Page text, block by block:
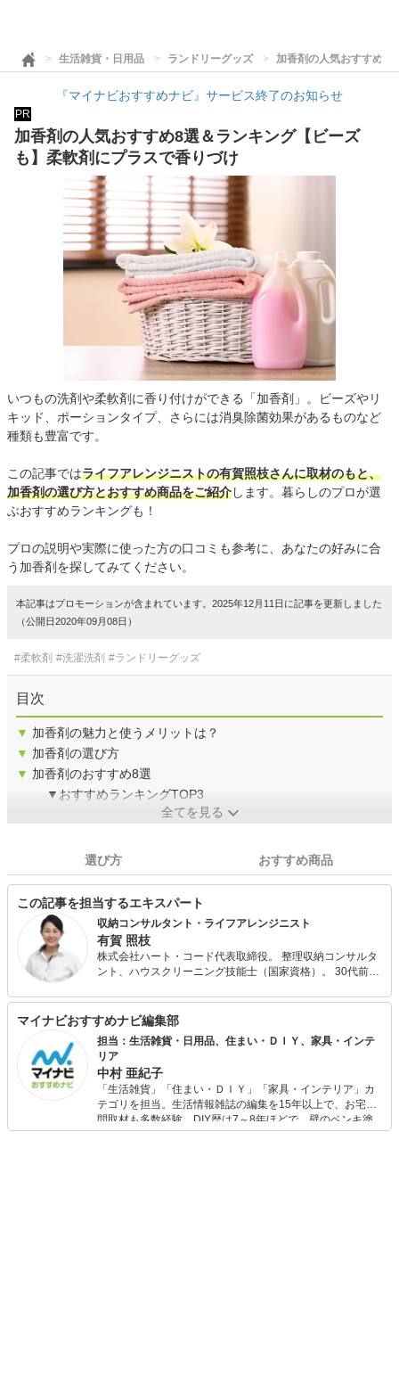
生活雑貨・日用品 ランドリーグッズ 加香剤の人気おすすめ8
『マイナビおすすめナビ』サービス終了のお知らせ
PR
加香剤の人気おすすめ8選＆ランキング【ビーズ
も】柔軟剤にプラスで香りづけ
いつもの洗剤や柔軟剤に香り付けができる「加香剤」。ビーズやリ
キッド、ポーションタイプ、さらには消臭除菌効果があるものなど
種類も豊富です。
この記事ではライフアレンジニストの有賀照枝さんに取材のもと、
加香剤の選び方とおすすめ商品をご紹介します。暮らしのプロが選
ぶおすすめランキングも！
プロの説明や実際に使った方の口コミも参考に、あなたの好みに合
う加香剤を探してみてください。
本記事はプロモーションが含まれています。2025年12月11日に記事を更新しました
（公開日2020年09月08日）
#柔軟剤 #洗濯洗剤 #ランドリーグッズ
目次
▼ 加香剤の魅力と使うメリットは？
▼ 加香剤の選び方
▼ 加香剤のおすすめ8選
▼おすすめランキングTOP3
全てを見る
選び方 おすすめ商品
この記事を担当するエキスパート
収納コンサルタント・ライフアレンジニスト
有賀 照枝
株式会社ハート・コード代表取締役。 整理収納コンサルタ
ント、ハウスクリーニング技能士（国家資格）。 30代前半
気に人生のどん底を経験し、整理収納理論に出会ってから
人生が好転。 ご縁あって「部屋磨きは自分磨き・職場磨き
はスタッフ磨き」をモットーに家事代行・整理収納関連事
業で2007年に独立。 自身の経験からも環境を整えると色々
なことが整ってくることを痛感しているので、個人や企業
にコンサルティングやセミナーなど様々な形でその大切さ
をお伝えしている。 2012年から現場をよく知る家事・収納
用品の説明ゲストとしてジュピターショップチャンネルに
出演中。商品の企画、売り方の提案等にも携わっており、1
マイナビおすすめナビ編集部
担当：生活雑貨・日用品、住まい・ＤＩＹ、家具・インテ
リア
中村 亜紀子
「生活雑貨」「住まい・ＤＩＹ」「家具・インテリア」カ
テゴリを担当。生活情報雑誌の編集を15年以上で、お宅訪
問取材も多数経験。DIY歴は7～8年ほどで、壁のペンキ塗
りや壁紙チェンジなどもチャレンジ済み。初心者でもモノ